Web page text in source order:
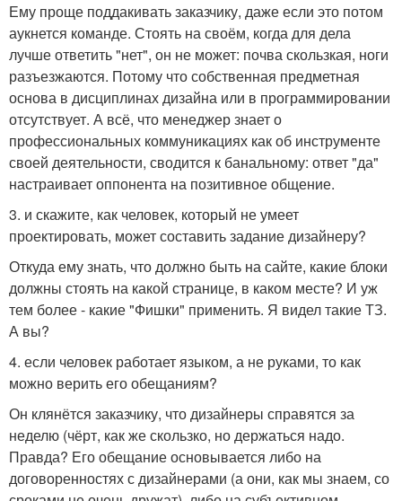
Ему проще поддакивать заказчику, даже если это потом
аукнется команде. Стоять на своём, когда для дела
лучше ответить "нет", он не может: почва скользкая, ноги
разъезжаются. Потому что собственная предметная
основа в дисциплинах дизайна или в программировании
отсутствует. А всё, что менеджер знает о
профессиональных коммуникациях как об инструменте
своей деятельности, сводится к банальному: ответ "да"
настраивает оппонента на позитивное общение.
3. и скажите, как человек, который не умеет
проектировать, может составить задание дизайнеру?
Откуда ему знать, что должно быть на сайте, какие блоки
должны стоять на какой странице, в каком месте? И уж
тем более - какие "Фишки" применить. Я видел такие ТЗ.
А вы?
4. если человек работает языком, а не руками, то как
можно верить его обещаниям?
Он клянётся заказчику, что дизайнеры справятся за
неделю (чёрт, как же скользко, но держаться надо.
Правда? Его обещание основывается либо на
договоренностях с дизайнерами (а они, как мы знаем, со